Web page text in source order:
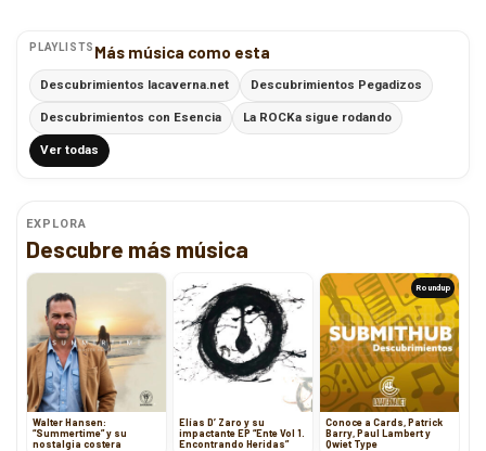
PLAYLISTS Más música como esta
Descubrimientos lacaverna.net Descubrimientos Pegadizos
Descubrimientos con Esencia La ROCKa sigue rodando
Ver todas
EXPLORA
Descubre más música
Walter Hansen:
“Summertime” y su
nostalgia costera
Elías D’ Zaro y su
impactante EP “Ente Vol 1.
Encontrando Heridas”
Roundup
Conoce a Cards, Patrick
Barry, Paul Lambert y
Qwiet Type